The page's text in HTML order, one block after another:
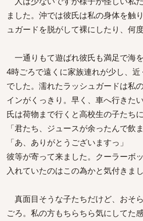
ました。沖では彼氏は私の身体を触
ュガードを脱がして裸にしたり、何
一通りもて遊ばれ彼氏も満足で海
4時ごろで遠くに家族連れが少し、
でした。濡れたラッシュガードは私
インがくっきり。早く、車へ行きた
氏は荷物まで行くと高校生の子たちに
「君たち、ジュースが余ったんで飲
「あ、ありがとうございますっ」
彼等が寄って来ました。クーラーボ
入れていたのはこの為かと気付きまし
真面目そうな子たちだけど、おそ
ごろ。私の方もちらちら気にしてた